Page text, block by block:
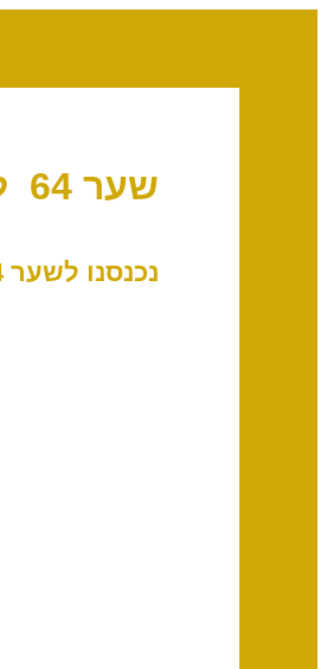
שער 64 לפני סיום// קו 3 – הארכת יתר
נכנסנו לשער 64 קו 3 בסביבות 08:50 לפי שעון ישראל, 6 בספטמבר, 2023